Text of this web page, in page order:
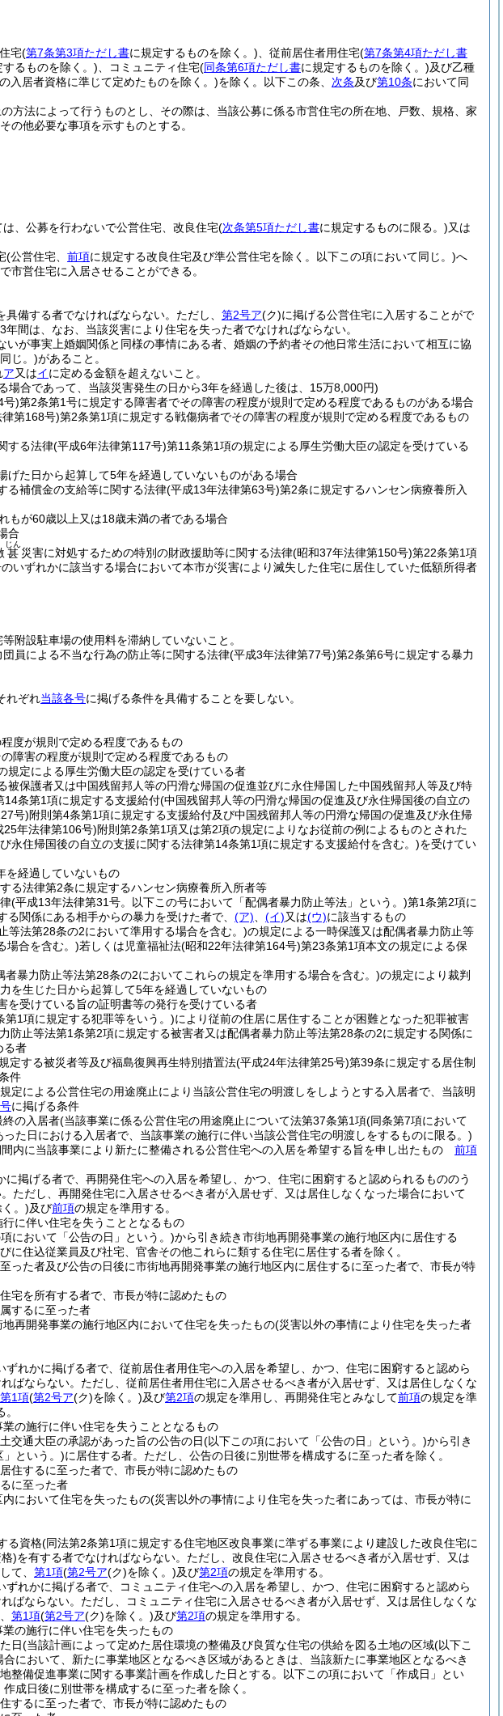
宅(第7条第3項ただし書に規定するものを除く。) 、従前居住者用住宅(第7条第4項ただし書
するものを除く。) 、コミュニティ住宅(同条第6項ただし書に規定するものを除く。)及び乙種
入居者資格に準じて定めたものを除く。)を除く。以下この条、 次条及び第10条において同
方法によって行うものとし、その際は、当該公募に係る市営住宅の所在地、戸数、規格、家
の他必要な事項を示すものとする。
、公募を行わないで公営住宅、改良住宅(次条第5項ただし書に規定するものに限る。)又は
(公営住宅、 前項に規定する改良住宅及び準公営住宅を除く。以下この項において同じ。)へ
市営住宅に入居させることができる。
備する者でなければならない。 ただし、 第2号ア(ク)に掲げる公営住宅に入居することがで
間は、なお、当該災害により住宅を失った者でなければならない。
いが事実上婚姻関係と同様の事情にある者、婚姻の予約者その他日常生活において相互に協
じ。)があること。
ア又はイに定める金額を超えないこと。
場合であって、当該災害発生の日から3年を経過した後は、15万8,000円)
号)第2条第1号に規定する障害者でその障害の程度が規則で定める程度であるものがある場合
第168号)第2条第1項に規定する戦傷病者でその障害の程度が規則で定める程度であるもの
する法律(平成6年法律第117号)第11条第1項の規定による厚生労働大臣の認定を受けている
げた日から起算して5年を経過していないものがある場合
る補償金の支給等に関する法律(平成13年法律第63号)第2条に規定するハンセン病療養所入
もが60歳以上又は18歳未満の者である場合
合
甚
じん
災害に対処するための特別の財政援助等に関する法律(昭和37年法律第150号)第22条第1項
いずれかに該当する場合において本市が災害により滅失した住宅に居住していた低額所得者
附設駐車場の使用料を滞納していないこと。
員による不当な行為の防止等に関する法律(平成3年法律第77号)第2条第6号に規定する暴力
れぞれ当該各号に掲げる条件を具備することを要しない。
度が規則で定める程度であるもの
障害の程度が規則で定める程度であるもの
規定による厚生労働大臣の認定を受けている者
被保護者又は中国残留邦人等の円滑な帰国の促進並びに永住帰国した中国残留邦人等及び特
14条第1項に規定する支援給付(中国残留邦人等の円滑な帰国の促進及び永住帰国後の自立の
号)附則第4条第1項に規定する支援給付及び中国残留邦人等の円滑な帰国の促進及び永住帰
25年法律第106号)附則第2条第1項又は第2項の規定によりなお従前の例によるものとされた
永住帰国後の自立の支援に関する法律第14条第1項に規定する支援給付を含む。)を受けてい
を経過していないもの
る法律第2条に規定するハンセン病療養所入所者等
(平成13年法律第31号。以下この号において「配偶者暴力防止等法」という。)第1条第2項に
関係にある相手からの暴力を受けた者で、 (ア) (イ)又は(ウ)に該当するもの
等法第28条の2において準用する場合を含む。)の規定による一時保護又は配偶者暴力防止等
場合を含む。)若しくは児童福祉法(昭和22年法律第164号)第23条第1項本文の規定による保
者暴力防止等法第28条の2においてこれらの規定を準用する場合を含む。)の規定により裁判
を生じた日から起算して5年を経過していないもの
を受けている旨の証明書等の発行を受けている者
第1項に規定する犯罪等をいう。)により従前の住居に居住することが困難となった犯罪被害
防止等法第1条第2項に規定する被害者又は配偶者暴力防止等法第28条の2に規定する関係に
る者
定する被災者等及び福島復興再生特別措置法(平成24年法律第25号)第39条に規定する居住制
件
定による公営住宅の用途廃止により当該公営住宅の明渡しをしようとする入居者で、当該明
に掲げる条件
終の入居者(当該事業に係る公営住宅の用途廃止について法第37条第1項(同条第7項において
た日における入居者で、当該事業の施行に伴い当該公営住宅の明渡しをするものに限る。)
内に当該事業により新たに整備される公営住宅への入居を希望する旨を申し出たもの 前項
に掲げる者で、再開発住宅への入居を希望し、かつ、住宅に困窮すると認められるもののう
ただし、再開発住宅に入居させるべき者が入居せず、又は居住しなくなった場合において
く。)及び前項の規定を準用する。
に伴い住宅を失うこととなるもの
において「公告の日」という。)から引き続き市街地再開発事業の施行地区内に居住する
に住込従業員及び社宅、官舎その他これらに類する住宅に居住する者を除く。
った者及び公告の日後に市街地再開発事業の施行地区内に居住するに至った者で、市長が特
宅を所有する者で、市長が特に認めたもの
するに至った者
再開発事業の施行地区内において住宅を失ったもの(災害以外の事情により住宅を失った者
ずれかに掲げる者で、従前居住者用住宅への入居を希望し、かつ、住宅に困窮すると認めら
ばならない。 ただし、従前居住者用住宅に入居させるべき者が入居せず、又は居住しなくな
第1項(第2号ア(ク)を除く。)及び第2項の規定を準用し、再開発住宅とみなして前項の規定を準
の施行に伴い住宅を失うこととなるもの
交通大臣の承認があった旨の公告の日(以下この項において「公告の日」という。)から引き
」という。)に居住する者。 ただし、公告の日後に別世帯を構成するに至った者を除く。
住するに至った者で、市長が特に認めたもの
に至った者
において住宅を失ったもの(災害以外の事情により住宅を失った者にあっては、市長が特に
る資格(同法第2条第1項に規定する住宅地区改良事業に準ずる事業により建設した改良住宅に
)を有する者でなければならない。 ただし、改良住宅に入居させるべき者が入居せず、又は
て、 第1項(第2号ア(ク)を除く。)及び第2項の規定を準用する。
ずれかに掲げる者で、コミュニティ住宅への入居を希望し、かつ、住宅に困窮すると認めら
ばならない。 ただし、コミュニティ住宅に入居させるべき者が入居せず、又は居住しなくな
第1項(第2号ア(ク)を除く。)及び第2項の規定を準用する。
の施行に伴い住宅を失ったもの
日(当該計画によって定めた居住環境の整備及び良質な住宅の供給を図る土地の区域(以下こ
において、新たに事業地区となるべき区域があるときは、当該新たに事業地区となるべき
整備促進事業に関する事業計画を作成した日とする。以下この項において「作成日」とい
作成日後に別世帯を構成するに至った者を除く。
するに至った者で、市長が特に認めたもの